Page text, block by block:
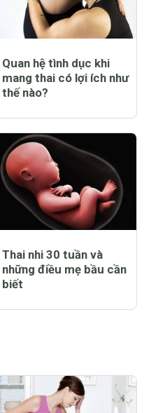
Quan hệ tình dục khi
mang thai có lợi ích như
thế nào?
Thai nhi 30 tuần và
những điều mẹ bầu cần
biết